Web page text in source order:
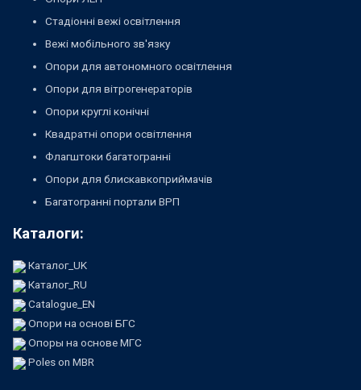
Стадіонні вежі освітлення
Вежі мобільного зв'язку
Опори для автономного освітлення
Опори для вітрогенераторів
Опори круглі конічні
Квадратні опори освітлення
Флагштоки багатогранні
Опори для блискавкоприймачів
Багатогранні портали ВРП
Каталоги:
Каталог_UK
Каталог_RU
Catalogue_EN
Опори на основі БГС
Опоры на основе МГС
Poles on MBR